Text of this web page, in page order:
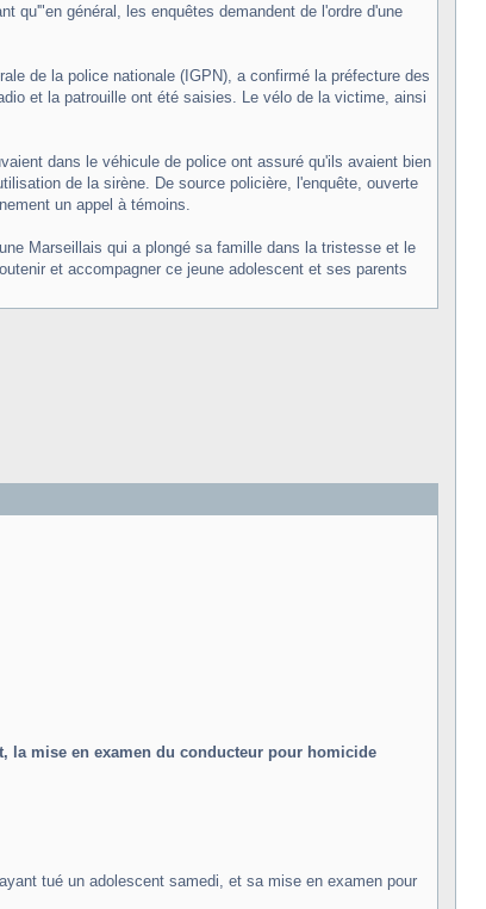
qu'"en général, les enquêtes demandent de l'ordre d'une
de la police nationale (IGPN), a confirmé la préfecture des
et la patrouille ont été saisies. Le vélo de la victime, ainsi
dans le véhicule de police ont assuré qu'ils avaient bien
de la sirène. De source policière, l'enquête, ouverte
un appel à témoins.
Marseillais qui a plongé sa famille dans la tristesse et le
et accompagner ce jeune adolescent et ses parents
la mise en examen du conducteur pour homicide
tué un adolescent samedi, et sa mise en examen pour